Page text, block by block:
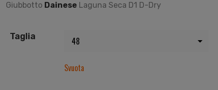
Giubbotto Dainese Laguna Seca D1 D-Dry
Taglia
Svuota